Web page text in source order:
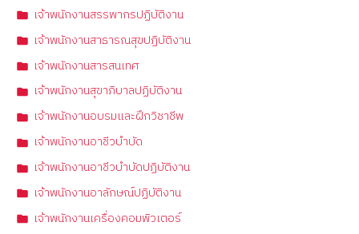
เจ้าพนักงานสรรพากรปฏิบัติงาน
เจ้าพนักงานสาธารณสุขปฏิบัติงาน
เจ้าพนักงานสารสนเทศ
เจ้าพนักงานสุขาภิบาลปฏิบัติงาน
เจ้าพนักงานอบรมและฝึกวิชาชีพ
เจ้าพนักงานอาชีวบำบัด
เจ้าพนักงานอาชีวบำบัดปฏิบัติงาน
เจ้าพนักงานอาลักษณ์ปฏิบัติงาน
เจ้าพนักงานเครื่องคอมพิวเตอร์